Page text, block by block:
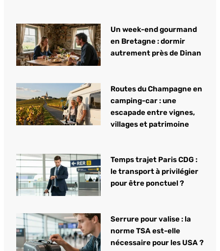
Un week-end gourmand
en Bretagne : dormir
autrement près de Dinan
Routes du Champagne en
camping-car : une
escapade entre vignes,
villages et patrimoine
Temps trajet Paris CDG :
le transport à privilégier
pour être ponctuel ?
Serrure pour valise : la
norme TSA est-elle
nécessaire pour les USA ?